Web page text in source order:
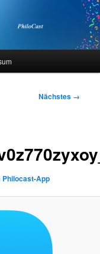
Nächstes →
Philocast-App